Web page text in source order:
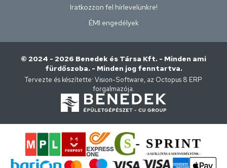
Iratkozzon fel hírlevelünkre!
ÉMI engedélyek
© 2024 - 2026 Benedek és Társa Kft. - Minden ami
fürdőszoba. - Minden jog fenntartva.
Tervezte és készítette: Vision-Software, az Octopus 8 ERP
forgalmazója.